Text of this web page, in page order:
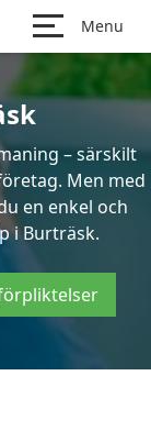
Menu
– särskilt
Men med
en enkel och
i Burträsk.